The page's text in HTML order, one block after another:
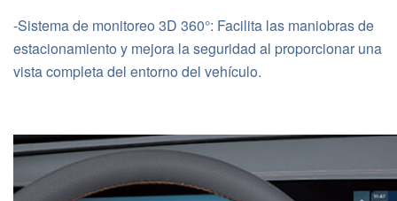
-Sistema de monitoreo 3D 360°: Facilita las maniobras de
estacionamiento y mejora la seguridad al proporcionar una
vista completa del entorno del vehículo.